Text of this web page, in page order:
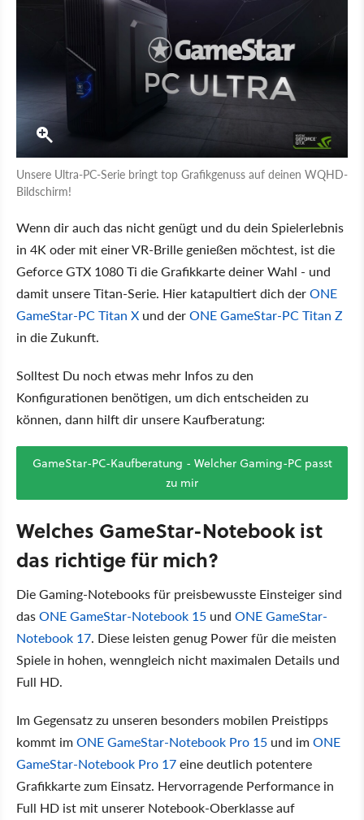
Unsere Ultra-PC-Serie bringt top Grafikgenuss auf deinen WQHD-
Bildschirm!
Wenn dir auch das nicht genügt und du dein Spielerlebnis
in 4K oder mit einer VR-Brille genießen möchtest, ist die
Geforce GTX 1080 Ti die Grafikkarte deiner Wahl - und
damit unsere Titan-Serie. Hier katapultiert dich derONE
GameStar-PC Titan X und derONE GameStar-PC Titan Z
in die Zukunft.
Solltest Du noch etwas mehr Infos zu den
Konfigurationen benötigen, um dich entscheiden zu
können, dann hilft dir unsere Kaufberatung:
GameStar-PC-Kaufberatung - Welcher Gaming-PC passt
zu mir
Welches GameStar-Notebook ist
das richtige für mich?
Die Gaming-Notebooks für preisbewusste Einsteiger sind
dasONE GameStar-Notebook 15 und ONE GameStar-
Notebook 17. Diese leisten genug Power für die meisten
Spiele in hohen, wenngleich nicht maximalen Details und
Full HD.
Im Gegensatz zu unseren besonders mobilen Preistipps
kommt imONE GameStar-Notebook Pro 15 und imONE
GameStar-Notebook Pro 17eine deutlich potentere
Grafikkarte zum Einsatz. Hervorragende Performance in
Full HD ist mit unserer Notebook-Oberklasse auf